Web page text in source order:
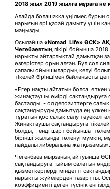
2018 жыл 2019 жылға мұраға не
Алайда болашаққа үңілмес бұрын
нарығын әрі қарай дамыту үшін
маңызды.
Осылайша «Nomad Life» ӨСК» АҚ
Чегебаевтың пікірі бойынша
нарықты айтарлықтай дамытқан
өзгерістер орын алған. Бұл сол
сапалы ойыншылардың келуі болып
тікелей біріншімен байланысты
«Егер нақты айтатын болса,
жинақтаушы өмірді сақтандыруға
басталды, - ол депозиттерге
сақтандыруды дамытуда ең үлкен
тұратын қос салық салу тәуекелі
Жинақтаушы сақтандыруға
болды, - енді шарт бойынша
бірінші жылында төленуі мүмкін,
пайдалы либералына жатқызамыз».
Чегенбаев мырзаның айтуынша
сақтандыруға тыйым салатын
қызметкерлерді міндетті
нарықты жүйелерден тазартты.
коэффициенті деген түсінік